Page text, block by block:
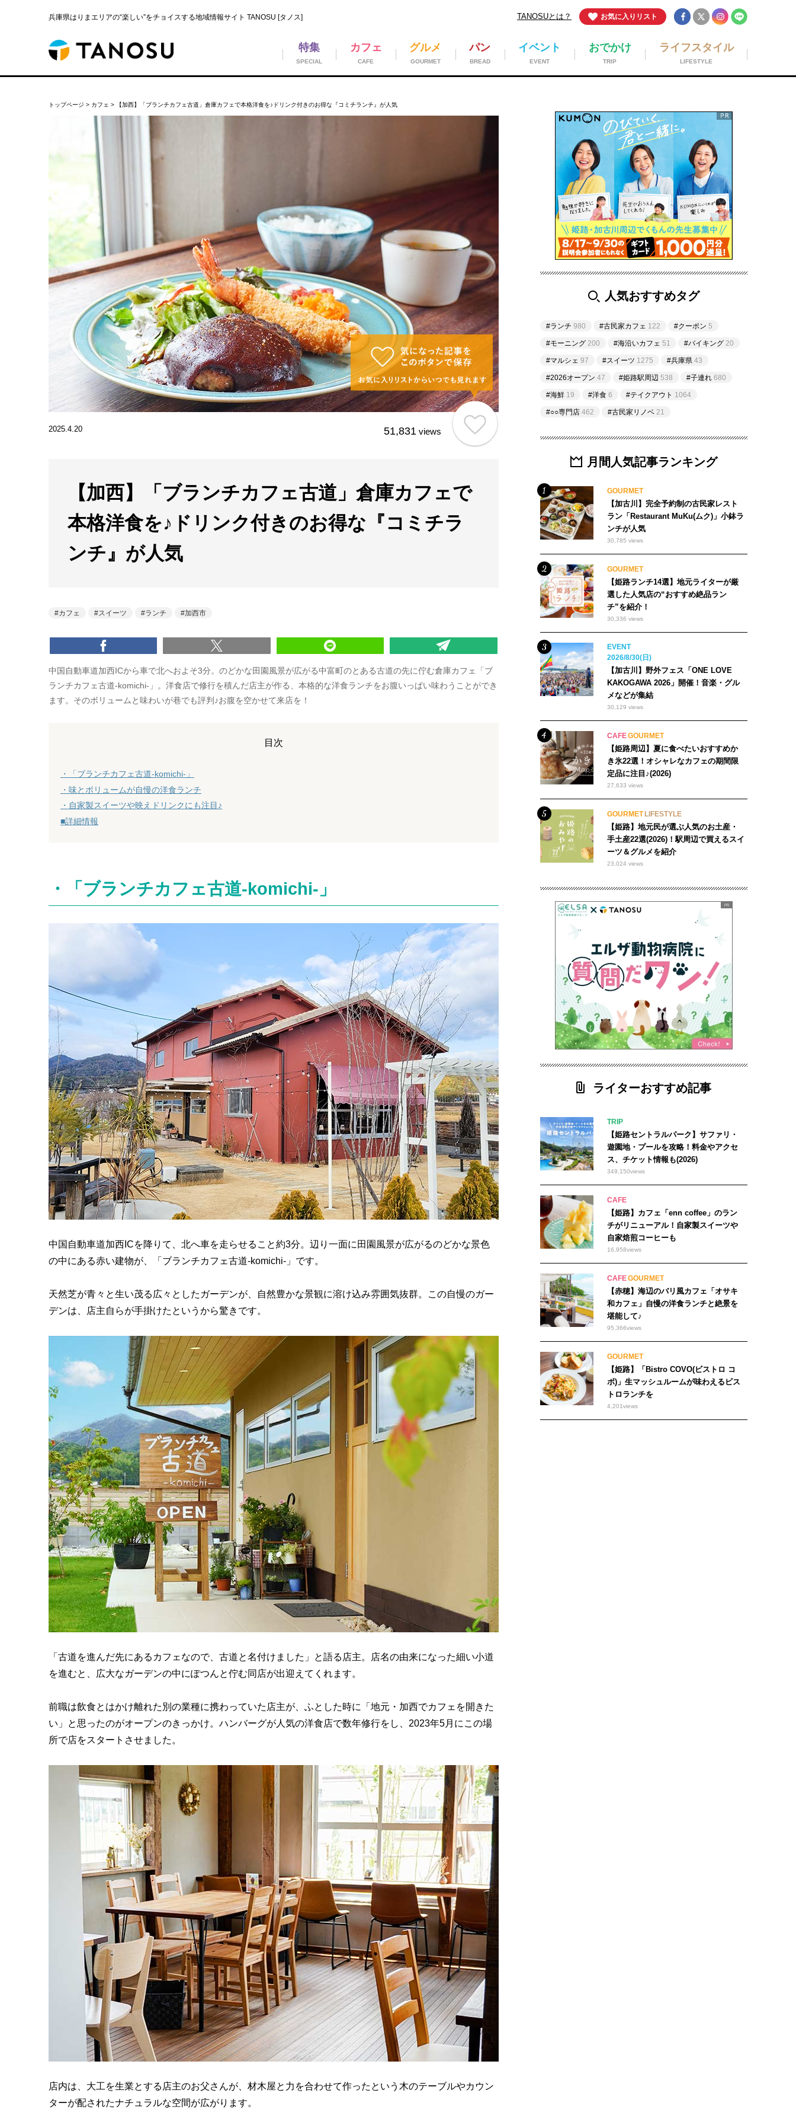
兵庫県はりまエリアの“楽しい”をチョイスする地域情報サイト TANOSU [タノス] お気に入りリスト
TANOSUとは？
ライフスタイル
LIFESTYLE
おでかけ
TRIP
イベント
EVENT
パン
BREAD
グルメ
GOURMET
カフェ
CAFE
特集
SPECIAL
トップページ > カフェ > 【加西】「ブランチカフェ古道」倉庫カフェで本格洋食を♪ドリンク付きのお得な『コミチランチ』が人気
2025.4.20 51,831 views
【加西】「ブランチカフェ古道」倉庫カフェで
本格洋食を♪ドリンク付きのお得な『コミチラ
ンチ』が人気
カフェ スイーツ ランチ 加西市
中国自動車道加西ICから車で北へおよそ3分。のどかな田園風景が広がる中富町のとある古道の先に佇む倉庫カフェ「ブ
ランチカフェ古道-komichi-」。洋食店で修行を積んだ店主が作る、本格的な洋食ランチをお腹いっぱい味わうことができ
ます。そのボリュームと味わいが巷でも評判♪お腹を空かせて来店を！
目次
・「ブランチカフェ古道-komichi-」
・味とボリュームが自慢の洋食ランチ
・自家製スイーツや映えドリンクにも注目♪
■詳細情報
・「ブランチカフェ古道-komichi-」
中国自動車道加西ICを降りて、北へ車を走らせること約3分。辺り一面に田園風景が広がるのどかな景色
の中にある赤い建物が、「ブランチカフェ古道-komichi-」です。
天然芝が青々と生い茂る広々としたガーデンが、自然豊かな景観に溶け込み雰囲気抜群。この自慢のガー
デンは、店主自らが手掛けたというから驚きです。
「古道を進んだ先にあるカフェなので、古道と名付けました」と語る店主。店名の由来になった細い小道
を進むと、広大なガーデンの中にぽつんと佇む同店が出迎えてくれます。
前職は飲食とはかけ離れた別の業種に携わっていた店主が、ふとした時に「地元・加西でカフェを開きた
い」と思ったのがオープンのきっかけ。ハンバーグが人気の洋食店で数年修行をし、2023年5月にこの場
所で店をスタートさせました。
店内は、大工を生業とする店主のお父さんが、材木屋と力を合わせて作ったという木のテーブルやカウン
ターが配されたナチュラルな空間が広がります。
人気おすすめタグ
#ランチ 980 #古民家カフェ 122 #クーポン 5
#モーニング 200 #海沿いカフェ 51 #バイキング 20
#マルシェ 97 #スイーツ 1275 #兵庫県 43
#2026オープン 47 #姫路駅周辺 538 #子連れ 680
#海鮮 19 #洋食 6 #テイクアウト 1064
#○○専門店 462 #古民家リノベ 21
月間人気記事ランキング
GOURMET
【加古川】完全予約制の古民家レスト
ラン「Restaurant MuKu(ムク)」小鉢ラ
ンチが人気
30,785 views
GOURMET
【姫路ランチ14選】地元ライターが厳
選した人気店の“おすすめ絶品ラン
チ”を紹介！
30,336 views
EVENT
2026/8/30(日)
【加古川】野外フェス「ONE LOVE
KAKOGAWA 2026」開催！音楽・グル
メなどが集結
30,129 views
CAFEGOURMET
【姫路周辺】夏に食べたいおすすめか
き氷22選！オシャレなカフェの期間限
定品に注目♪(2026)
27,633 views
GOURMET LIFESTYLE
【姫路】地元民が選ぶ人気のお土産・
手土産22選(2026)！駅周辺で買えるスイ
ーツ＆グルメを紹介
23,024 views
ライターおすすめ記事
TRIP
【姫路セントラルパーク】サファリ・
遊園地・プールを攻略！料金やアクセ
ス、チケット情報も(2026)
349,150views
CAFE
【姫路】カフェ「enn coffee」のラン
チがリニューアル！自家製スイーツや
自家焙煎コーヒーも
16,958views
CAFEGOURMET
【赤穂】海辺のバリ風カフェ「オサキ
和カフェ」自慢の洋食ランチと絶景を
堪能して♪
95,366views
GOURMET
【姫路】「Bistro COVO(ビストロ コ
ボ)」生マッシュルームが味わえるビス
トロランチを
4,201views